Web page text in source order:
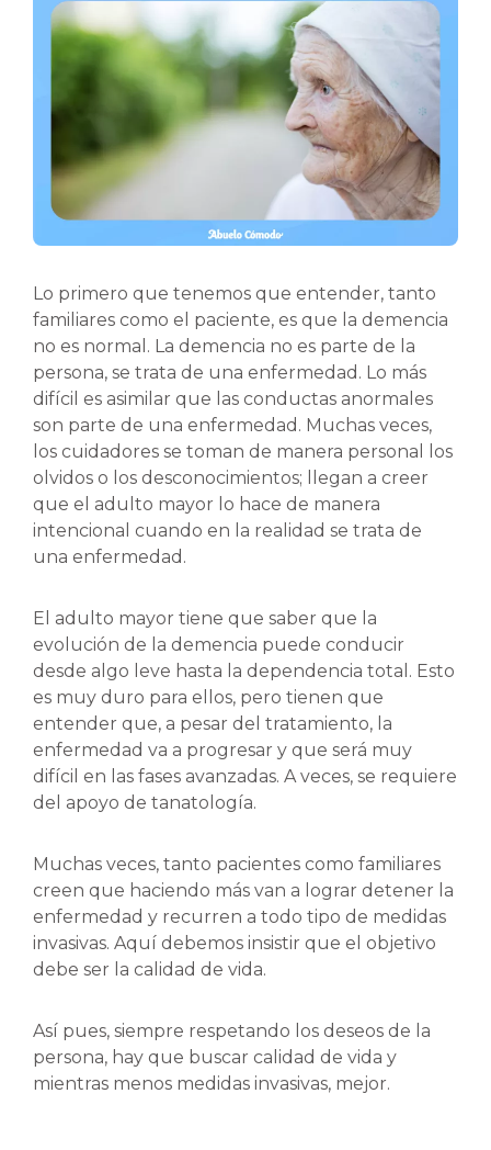
Lo primero que tenemos que entender, tanto
familiares como el paciente, es que la demencia
no es normal. La demencia no es parte de la
persona, se trata de una enfermedad. Lo más
difícil es asimilar que las conductas anormales
son parte de una enfermedad. Muchas veces,
los cuidadores se toman de manera personal los
olvidos o los desconocimientos; llegan a creer
que el adulto mayor lo hace de manera
intencional cuando en la realidad se trata de
una enfermedad.
El adulto mayor tiene que saber que la
evolución de la demencia puede conducir
desde algo leve hasta la dependencia total. Esto
es muy duro para ellos, pero tienen que
entender que, a pesar del tratamiento, la
enfermedad va a progresar y que será muy
difícil en las fases avanzadas. A veces, se requiere
del apoyo de tanatología.
Muchas veces, tanto pacientes como familiares
creen que haciendo más van a lograr detener la
enfermedad y recurren a todo tipo de medidas
invasivas. Aquí debemos insistir que el objetivo
debe ser la calidad de vida.
Así pues, siempre respetando los deseos de la
persona, hay que buscar calidad de vida y
mientras menos medidas invasivas, mejor.